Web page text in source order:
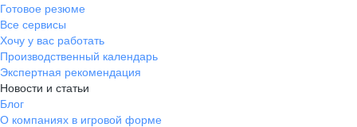
Готовое резюме
Все сервисы
Хочу у вас работать
Производственный календарь
Экспертная рекомендация
Новости и статьи
Блог
О компаниях в игровой форме